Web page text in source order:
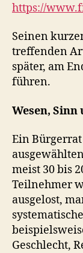
https://
Seinen
treffenden
später, am
führen.
Wesen,
Ein
meist 30 bis
Teilnehmer
ausgelost,
Geschlecht,